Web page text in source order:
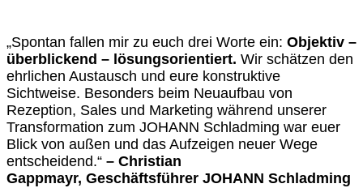
„Spontan fallen mir zu euch drei Worte ein: Objektiv –
überblickend – lösungsorientiert. Wir schätzen den
ehrlichen Austausch und eure konstruktive
Sichtweise. Besonders beim Neuaufbau von
Rezeption, Sales und Marketing während unserer
Transformation zum JOHANN Schladming war euer
Blick von außen und das Aufzeigen neuer Wege
entscheidend.“ – Christian
Gappmayr, Geschäftsführer JOHANN Schladming